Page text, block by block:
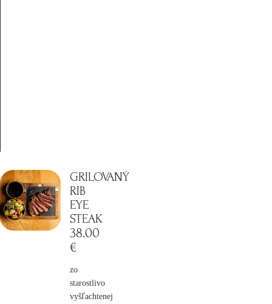
GRILOVANÝ
RIB
EYE
STEAK
38.00
€
zo
starostlivo
vyšľachtenej